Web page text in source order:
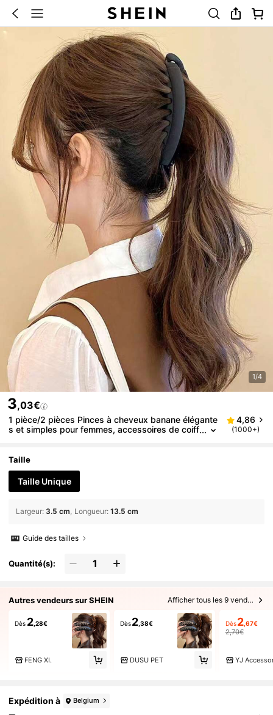
1/4
3,03€
1 pièce/2 pièces Pinces à cheveux banane élégante
s et simples pour femmes, accessoires de coiff
eveux, la tête, l'été, les vacances, les voyages, les f
estivals, les anniversaires.
4,86
(1000+)
Taille
Taille Unique
Largeur: 3.5 cm Longueur: 13.5 cm
Guide des tailles
Quantité(s):
Autres vendeurs sur SHEIN Afficher tous les 9 vendeurs
Dès 2,28€
FENG XI.
Dès2,38€
DUSU PET
Dès 2,67€
2,70€
YJ
Expédition à Belgium